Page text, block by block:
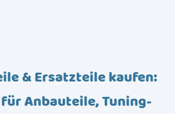
& Ersatzteile kaufen:
Anbauteile, Tuning-